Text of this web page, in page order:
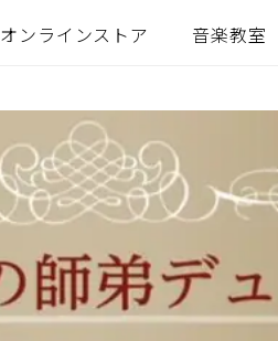
オンラインストア 音楽教室